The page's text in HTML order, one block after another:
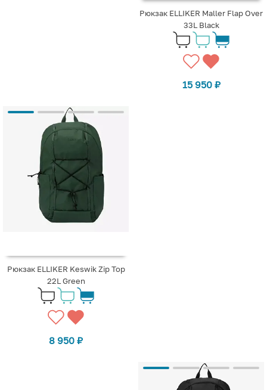
Рюкзак ELLIKER Maller Flap Over
33L Black
15 950 ₽
Рюкзак ELLIKER Keswik Zip Top
22L Green
8 950 ₽